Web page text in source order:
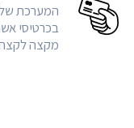
המערכת
מקצה